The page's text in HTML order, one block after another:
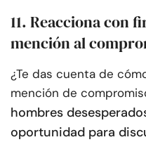
11. Reacciona con
mención al
¿Te das cuenta de
mención de
hombres
oportunidad para